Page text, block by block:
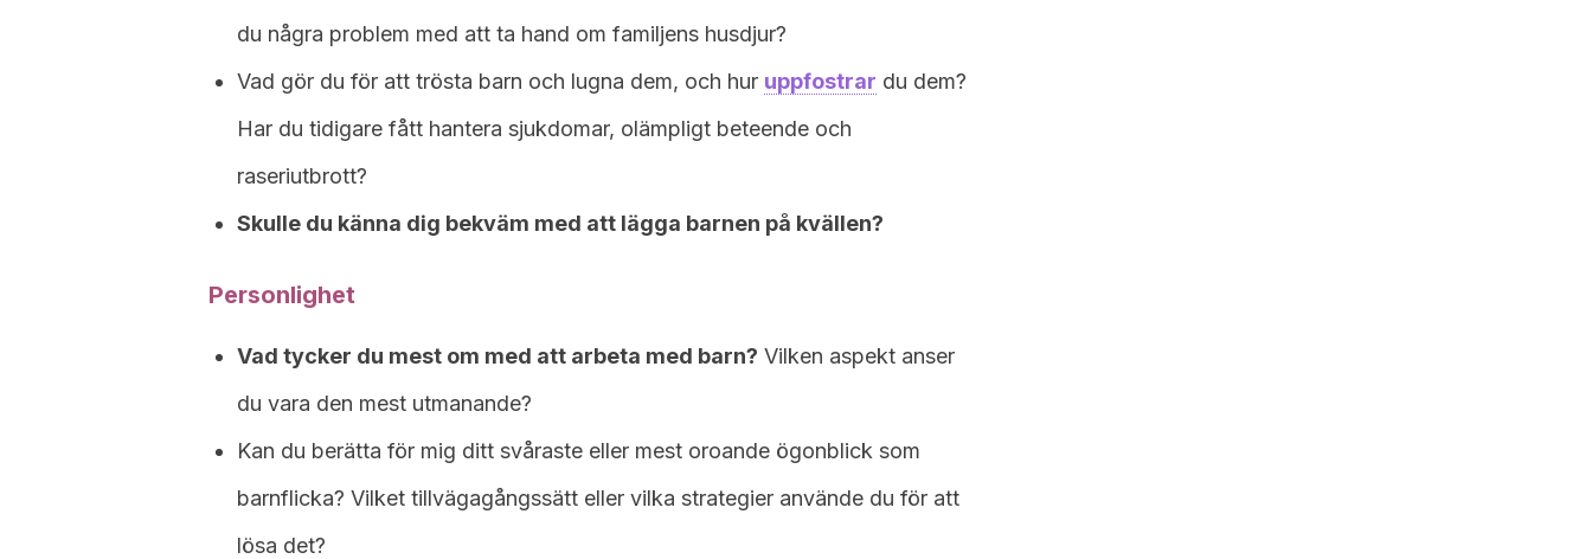
du några problem med att ta hand om familjens husdjur?
Vad gör du för att trösta barn och lugna dem, och hur uppfostrar du dem?
Har du tidigare fått hantera sjukdomar, olämpligt beteende och
raseriutbrott?
Skulle du känna dig bekväm med att lägga barnen på kvällen?
Personlighet
Vad tycker du mest om med att arbeta med barn? Vilken aspekt anser
du vara den mest utmanande?
Kan du berätta för mig ditt svåraste eller mest oroande ögonblick som
barnflicka? Vilket tillvägagångssätt eller vilka strategier använde du för att
lösa det?